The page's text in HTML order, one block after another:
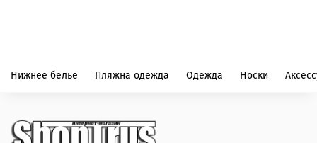
Нижнее белье Пляжна одежда Одежда Носки